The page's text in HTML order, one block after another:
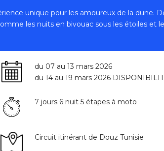
unique pour les amoureux de la dune.
les nuits en bivouac sous les étoiles et
du 07 au 13 mars 2026
du 14 au 19 mars 2026
7 jours 6 nuit 5 étapes à moto
Circuit itinérant de Douz Tunisie